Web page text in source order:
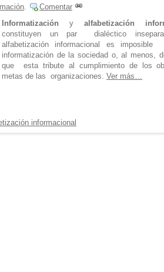
.
Comentar
Informatización y alfabetización
constituyen un par dialéctico
alfabetización informacional es imposible
informatización de la sociedad o, al menos,
que esta tribute al cumplimiento de los
metas de las organizaciones. Ver más…
informacional